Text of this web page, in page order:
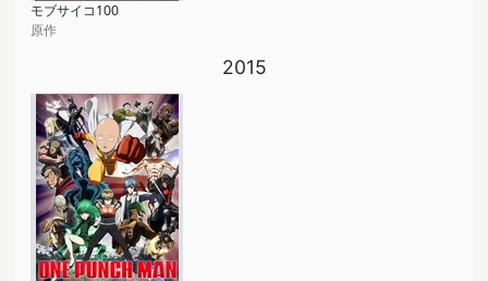
モブサイコ100
原作
2015